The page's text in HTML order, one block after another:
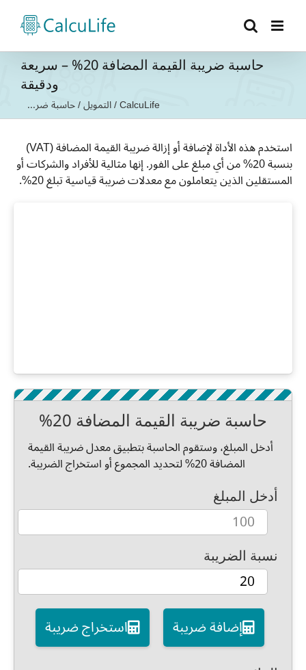
حاسبة ضريبة القيمة المضافة 20% – سريعة
ودقيقة
CalcuLife
/التمويل/حاسبة ضر...
استخدم هذه الأداة لإضافة أو إزالة ضريبة القيمة المضافة (VAT)
بنسبة 20% من أي مبلغ على الفور. إنها مثالية للأفراد والشركات أو
المستقلين الذين يتعاملون مع معدلات ضريبة قياسية تبلغ 20%.
حاسبة ضريبة القيمة المضافة 20%
أدخل المبلغ، وستقوم الحاسبة بتطبيق معدل ضريبة القيمة
المضافة 20% لتحديد المجموع أو استخراج الضريبة.
أدخل المبلغ
نسبة الضريبة
إضافة ضريبة استخراج ضريبة